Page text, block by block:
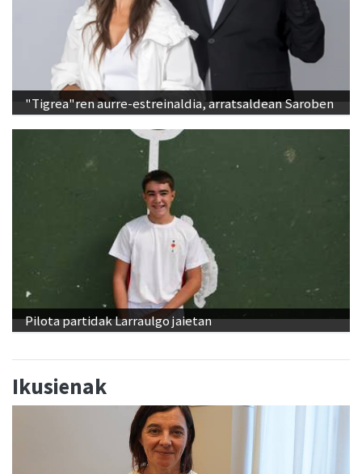
"Tigrea"ren aurre-estreinaldia, arratsaldean Saroben
Pilota partidak Larraulgo jaietan
Ikusienak